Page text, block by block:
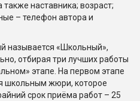
наставника; возраст;
– телефон автора и
называется «Школьный»,
отбирая три лучших работы
этапе. На первом этапе
школьным жюри, которое
срок приёма работ – 25